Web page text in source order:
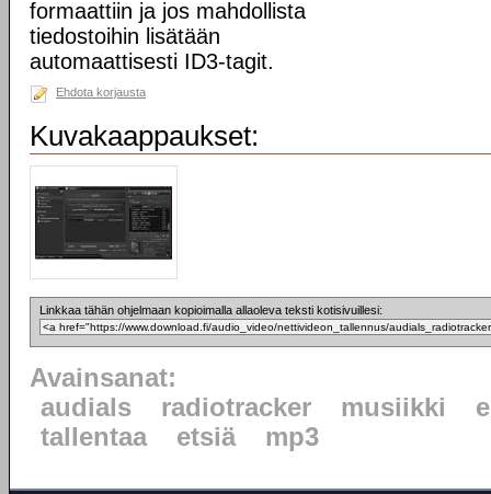
formaattiin ja jos mahdollista
tiedostoihin lisätään
automaattisesti ID3-tagit.
Ehdota korjausta
Kuvakaappaukset:
Linkkaa tähän ohjelmaan kopioimalla allaoleva teksti kotisivuillesi:
Avainsanat:
audials
radiotracker musiikki
tallentaa
etsiä mp3